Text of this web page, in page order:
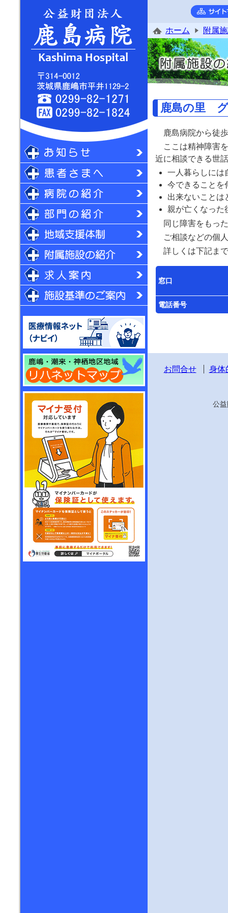
ホーム 附属
鹿島の里
鹿島病院から徒
ここは精神障害
近に相談できる世
一人暮らしには
今できることを
出来ないことは
親が亡くなっ
同じ障害をもっ
ご相談などの個
詳しくは下記ま
窓口
電話番号
お問合せ 身体
公